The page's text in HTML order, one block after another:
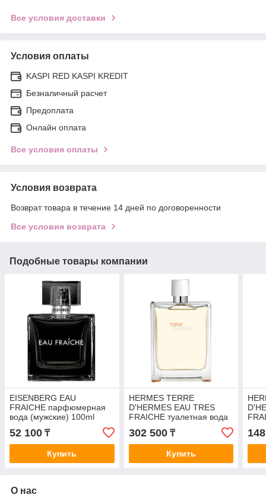
Все условия доставки
Условия оплаты
KASPI RED KASPI KREDIT
Безналичный расчет
Предоплата
Онлайн оплата
Все условия оплаты
Условия возврата
Возврат товара в течение 14 дней по договоренности
Все условия возврата
Подобные товары компании
EISENBERG EAU
FRAICHE парфюмерная
вода (мужские) 100ml
52 100 ₸
Купить
HERMES TERRE
D'HERMES EAU TRES
FRAICHE туалетная вода
(мужские) 200ml
302 500₸
Купить
О нас